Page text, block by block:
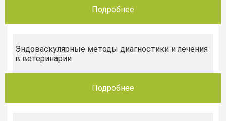
Подробнее
Эндоваскулярные методы диагностики и лечения
в ветеринарии
Подробнее